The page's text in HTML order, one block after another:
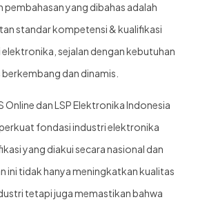
pembahasan yang dibahas adalah
standar kompetensi & kualifikasi
sejalan dengan kebutuhan
dan dinamis.
Online dan LSP Elektronika Indonesia
fondasi industri elektronika
yang diakui secara nasional dan
ini tidak hanya meningkatkan kualitas
tetapi juga memastikan bahwa